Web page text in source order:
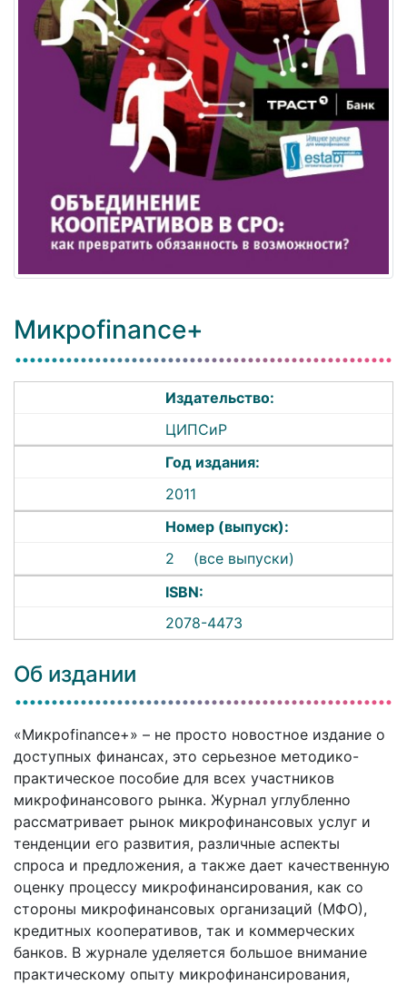
Микроfinance+
Издательство:
ЦИПСиР
Год издания:
2011
Номер (выпуск):
2
(все выпуски)
ISBN:
2078-4473
Об издании
«Микроfinance+» – не просто новостное издание о
доступных финансах, это серьезное методико-
практическое пособие для всех участников
микрофинансового рынка. Журнал углубленно
рассматривает рынок микрофинансовых услуг и
тенденции его развития, различные аспекты
спроса и предложения, а также дает качественную
оценку процессу микрофинансирования, как со
стороны микрофинансовых организаций (МФО),
кредитных кооперативов, так и коммерческих
банков. В журнале уделяется большое внимание
практическому опыту микрофинансирования,